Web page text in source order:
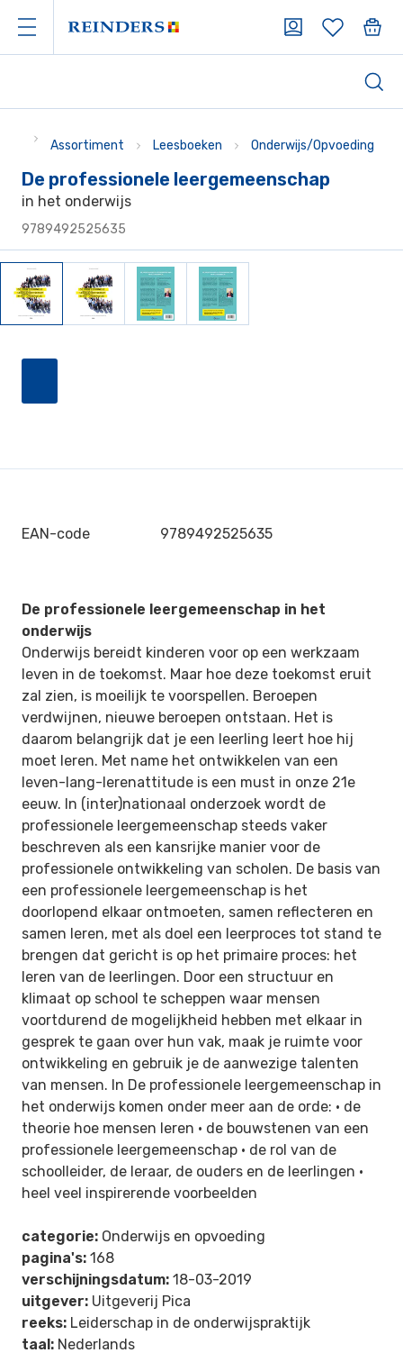
Assortiment Leesboeken Onderwijs/Opvoeding
De professionele leergemeenschap
in het onderwijs
9789492525635
EAN-code 9789492525635
De professionele leergemeenschap in het
onderwijs
Onderwijs bereidt kinderen voor op een werkzaam
leven in de toekomst. Maar hoe deze toekomst eruit
zal zien, is moeilijk te voorspellen. Beroepen
verdwijnen, nieuwe beroepen ontstaan. Het is
daarom belangrijk dat je een leerling leert hoe hij
moet leren. Met name het ontwikkelen van een
leven-lang-lerenattitude is een must in onze 21e
eeuw. In (inter)nationaal onderzoek wordt de
professionele leergemeenschap steeds vaker
beschreven als een kansrijke manier voor de
professionele ontwikkeling van scholen. De basis van
een professionele leergemeenschap is het
doorlopend elkaar ontmoeten, samen reflecteren en
samen leren, met als doel een leerproces tot stand te
brengen dat gericht is op het primaire proces: het
leren van de leerlingen. Door een structuur en
klimaat op school te scheppen waar mensen
voortdurend de mogelijkheid hebben met elkaar in
gesprek te gaan over hun vak, maak je ruimte voor
ontwikkeling en gebruik je de aanwezige talenten
van mensen. In De professionele leergemeenschap in
het onderwijs komen onder meer aan de orde: • de
theorie hoe mensen leren • de bouwstenen van een
professionele leergemeenschap • de rol van de
schoolleider, de leraar, de ouders en de leerlingen •
heel veel inspirerende voorbeelden
categorie: Onderwijs en opvoeding
pagina's: 168
verschijningsdatum: 18-03-2019
uitgever: Uitgeverij Pica
reeks: Leiderschap in de onderwijspraktijk
taal: Nederlands